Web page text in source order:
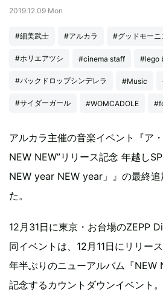
2019.12.09 Mon
#細美武士 #アルカラ #グッドモーニ
#ホリエアツシ #cinema staff #lego
#バックドロップシンデレラ #Music
#サイダーガール #WOMCADOLE
アルカラ主催の音楽イベント『ア
NEW NEW”リリース記念 年越し
NEW year NEW year」』の最終
た。
12月31日に東京・お台場のZEPP
同イベントは、12月11日にリリー
年半ぶりのニューアルバム『NEW
記念するカウントダウンイベント。